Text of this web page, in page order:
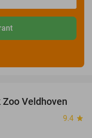
26%
Veldhoven
9.4 star